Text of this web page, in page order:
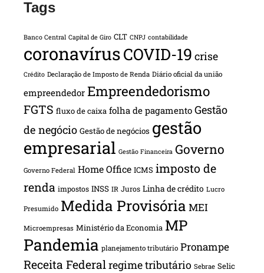
Tags
Banco Central Capital de Giro CLT CNPJ contabilidade
coronavírusCOVID-19 crise
Crédito Declaração de Imposto de Renda Diário oficial da união
empreendedor Empreendedorismo
FGTS fluxo de caixa folha de pagamento Gestão
de negócio Gestão de negócios gestão
empresarial Gestão Financeira Governo
Governo Federal Home Office ICMS imposto de
renda impostos INSS IR Juros Linha de crédito Lucro
Presumido Medida Provisória MEI
Microempresas Ministério da Economia MP
Pandemia planejamento tributário Pronampe
Receita Federalregime tributário Sebrae Selic